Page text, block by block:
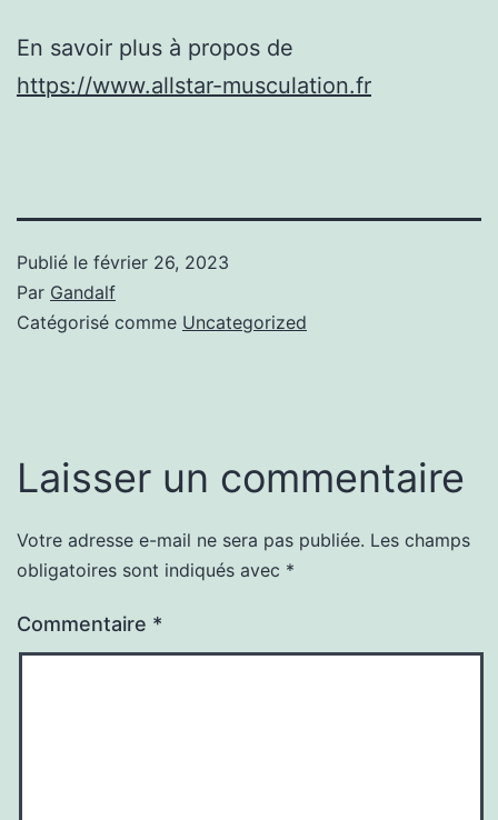
En savoir plus à propos de
https://www.allstar-musculation.fr
Publié le février 26, 2023
Par Gandalf
Catégorisé comme Uncategorized
Laisser un commentaire
Votre adresse e-mail ne sera pas publiée. Les champs
obligatoires sont indiqués avec *
Commentaire *